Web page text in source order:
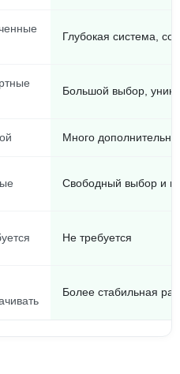
Глубокая система,
Большой выбор,
Много
Свободный выбор и
Не требуется
Более стабильная